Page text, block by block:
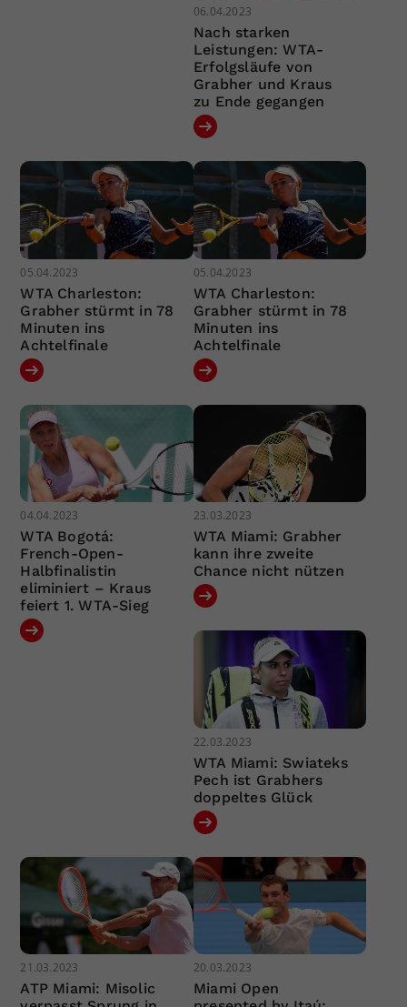
06.04.2023
Nach starken
Leistungen: WTA-
Erfolgsläufe von
Grabher und Kraus
zu Ende gegangen
05.04.2023
WTA Charleston:
Grabher stürmt in 78
Minuten ins
Achtelfinale
05.04.2023
WTA Charleston:
Grabher stürmt in 78
Minuten ins
Achtelfinale
04.04.2023
WTA Bogotá:
French-Open-
Halbfinalistin
eliminiert – Kraus
feiert 1. WTA-Sieg
23.03.2023
WTA Miami: Grabher
kann ihre zweite
Chance nicht nützen
22.03.2023
WTA Miami: Swiateks
Pech ist Grabhers
doppeltes Glück
21.03.2023
ATP Miami: Misolic
20.03.2023
Miami Open